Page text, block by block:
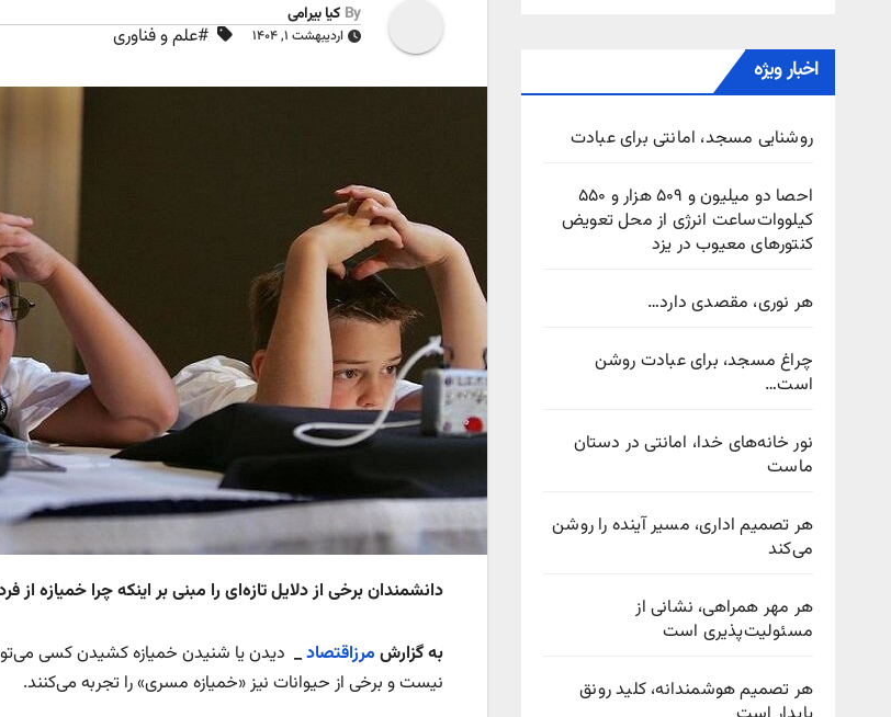
اخبار ویژه
روشنایی مسجد، امانتی برای عبادت
احصا دو میلیون و ۵۰۹ هزار و ۵۵۰
کیلووات‌ساعت انرژی از محل تعویض
کنتورهای معیوب در یزد
هر نوری، مقصدی دارد…
چراغ مسجد، برای عبادت روشن
است…
نور خانه‌های خدا، امانتی در دستان
ماست
هر تصمیم اداری، مسیر آینده را روشن
می‌کند
هر مهر همراهی، نشانی از
مسئولیت‌پذیری است
هر تصمیم هوشمندانه، کلید رونق
By کیا بیرامی
اردیبهشت ۱, ۱۴۰۴ #علم و فناوری
دانشمندان برخی از دلایل تازه‌ای را مبنی بر اینکه چرا خمیازه
به گزارش مرزاقتصاد_ دیدن یا شنیدن خمیازه کشیدن کسی
نیست و برخی از حیوانات نیز «خمیازه مسری» را تجربه می‌کنند.